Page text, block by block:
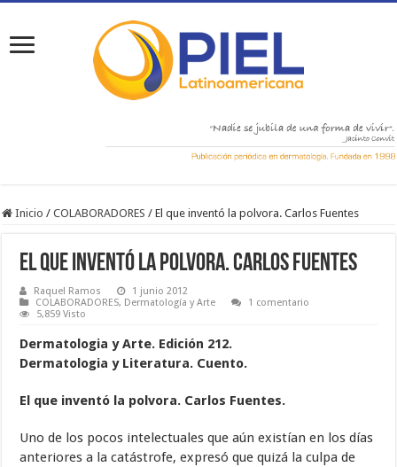
Inicio / COLABORADORES / El que inventó la polvora. Carlos Fuentes
El que inventó la polvora. Carlos Fuentes
Raquel Ramos
1 junio 2012
COLABORADORES, Dermatología y Arte
1 comentario
5,859 Visto
Dermatologia y Arte. Edición 212.
Dermatologia y Literatura. Cuento.
El que inventó la polvora. Carlos Fuentes.
Uno de los pocos intelectuales que aún existían en los días
anteriores a la catástrofe, expresó que quizá la culpa de